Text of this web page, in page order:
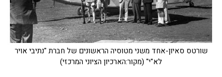
שורטס סאיון-אחד משני מטוסיה הראשונים של חברת "נתיבי אויר
לא"י" (מקור:הארכיון הציוני המרכזי)